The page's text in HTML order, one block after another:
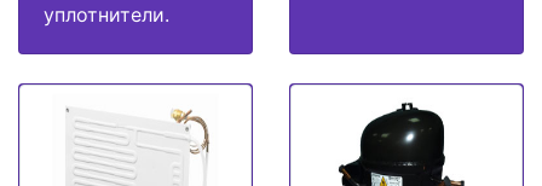
уплотнители.